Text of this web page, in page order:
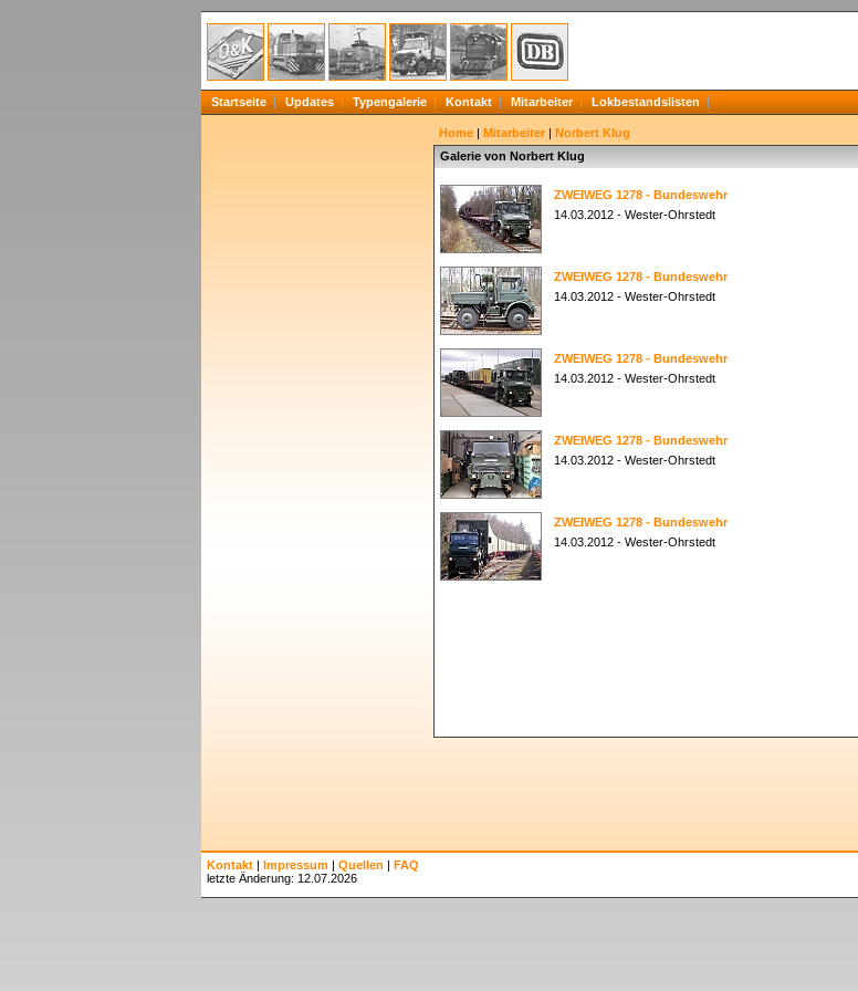
Startseite Updates Typengalerie Kontakt Mitarbeiter Lokbestandslisten
Home | Mitarbeiter | Norbert Klug
Galerie von Norbert Klug
ZWEIWEG 1278 - Bundeswehr
14.03.2012 - Wester-Ohrstedt
ZWEIWEG 1278 - Bundeswehr
14.03.2012 - Wester-Ohrstedt
ZWEIWEG 1278 - Bundeswehr
14.03.2012 - Wester-Ohrstedt
ZWEIWEG 1278 - Bundeswehr
14.03.2012 - Wester-Ohrstedt
ZWEIWEG 1278 - Bundeswehr
14.03.2012 - Wester-Ohrstedt
Kontakt | Impressum | Quellen | FAQ
letzte Änderung: 12.07.2026